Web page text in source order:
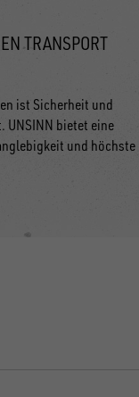
TRANSPORT
ist Sicherheit und
UNSINN bietet eine
und höchste